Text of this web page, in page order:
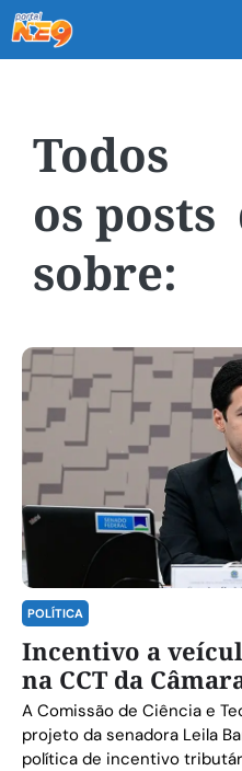
POLÍTICA
Incentivo a
na CCT da
A Comissão de Ciência e
projeto da senadora Leila
política de incentivo